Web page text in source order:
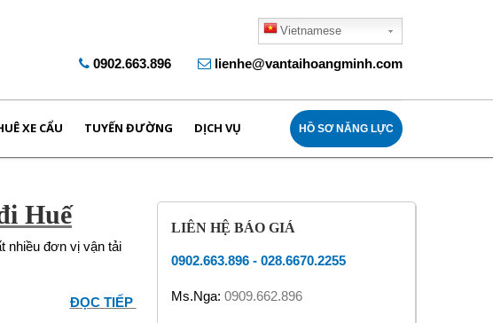
Vietnamese
0902.663.896 lienhe@vantaihoangminh.com
XE CẨU TUYẾN ĐƯỜNG DỊCH VỤ HỒ SƠ NĂNG LỰC
Huế
nhiều đơn vị vận tải
ĐỌC TIẾP
LIÊN HỆ BÁO GIÁ
0902.663.896- 028.6670.2255
Ms.Nga: 0909.662.896